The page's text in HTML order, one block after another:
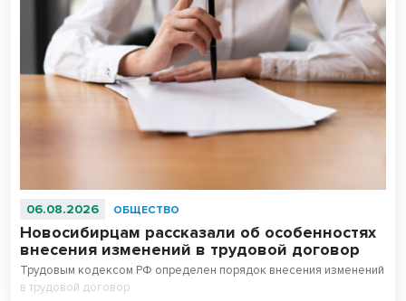
06.08.2026 ОБЩЕСТВО
Новосибирцам рассказали об особенностях
внесения изменений в трудовой договор
Трудовым кодексом РФ определен порядок внесения изменений
в трудовой договор.